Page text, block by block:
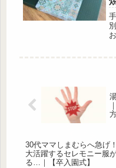
け感
30代ママしまむらへ急げ
大活躍するセレモニー服
る…｜【卒入園式】